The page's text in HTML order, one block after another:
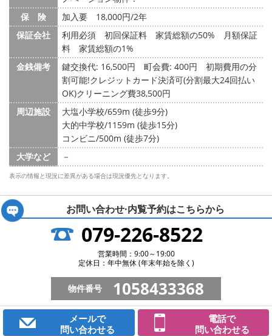
保 険
加入要 18,000円/2年
保証会社
利用必須 初回保証料 家賃総額の50% 月額保証
料 家賃総額の1%
金銭備考
鍵交換代: 16,500円 町会費: 400円
初期費用の分
割可能!クレジットカード決済可(分割最大24回払い
OK)クリーニング費38,500円
周辺施設
大塩小学校/659m (徒歩9分)
大的中学校/1159m (徒歩15分)
コンビニ/500m (徒歩7分)
大学など
－
表示の情報と現況に差異がある場合は現況優先となります。
お問い合わせ·内覧予約はこちらから
079-226-8522
営業時間：9:00～19:00
定休日：年中無休 (年末年始を除く)
物件番号 1058433368
メールで
問い合わせる
電話で
問い合わせる